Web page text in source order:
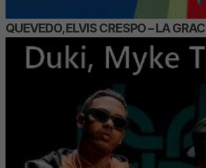
QUEVEDO, ELVIS CRESPO – LA